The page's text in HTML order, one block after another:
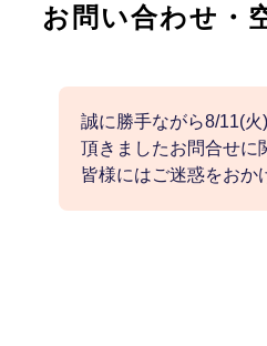
お問い合わせ・
誠に勝手ながら8/11(火
頂きましたお問合せに
皆様にはご迷惑をおか